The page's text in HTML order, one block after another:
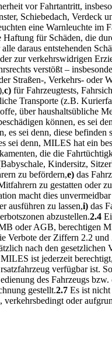
vor Fahrtantritt,
Schiebedach,
eine Warnleuchte
für Schäden, die
daraus entstehenden
zur verkehrswidrigen
verstößt –
Straßen-, Verkehrs- oder
c) für Fahrzeugtests,
Transporte (z.B.
über haushaltsübliche
können, es sei
es sei denn, diese
sei denn, MILES hat ein
die die
Kindersitz,
zu befördern,e) das
zu gestatten oder
macht dies
ausführen zu lassen,i) das
abzustellen.2.4
oder AGB, berechtigen
Verbote der Ziffern 2.2
nach den
MILES ist jederzeit
verfügbar
des Fahrzeugs
gestellt.2.7 Es ist
oder